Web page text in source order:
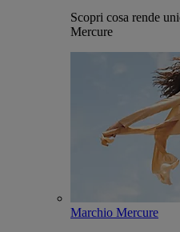
Scopri cosa rende
Mercure
Marchio Mercure